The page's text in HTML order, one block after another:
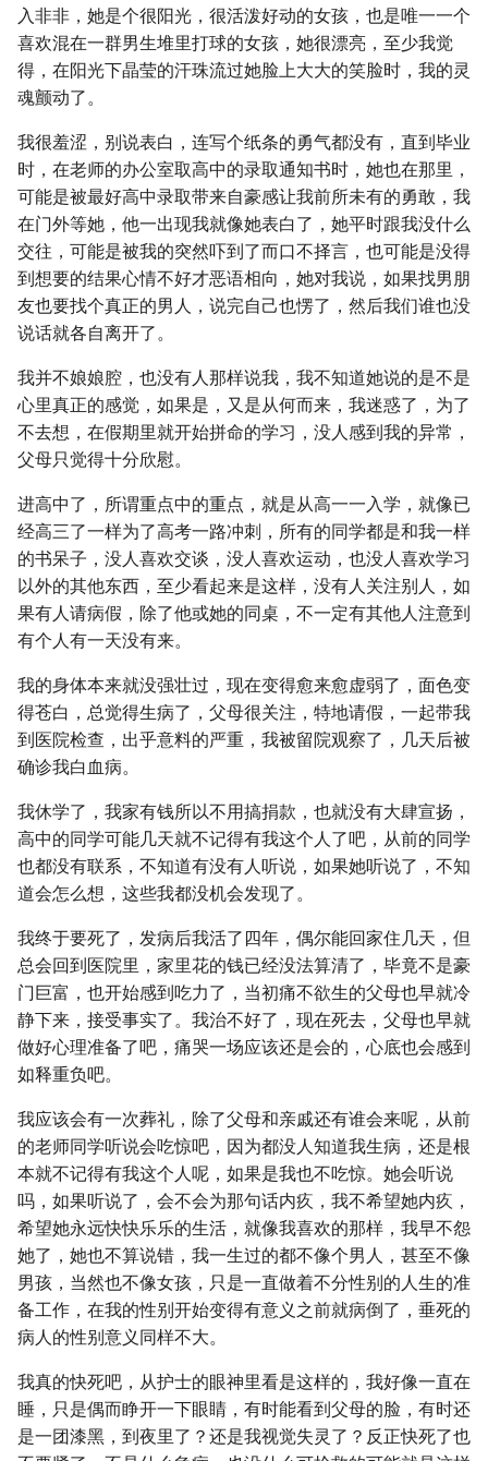
入非非，她是个很阳光，很活泼好动的女孩，也是唯一一个
喜欢混在一群男生堆里打球的女孩，她很漂亮，至少我觉
得，在阳光下晶莹的汗珠流过她脸上大大的笑脸时，我的灵
魂颤动了。
我很羞涩，别说表白，连写个纸条的勇气都没有，直到毕业
时，在老师的办公室取高中的录取通知书时，她也在那里，
可能是被最好高中录取带来自豪感让我前所未有的勇敢，我
在门外等她，他一出现我就像她表白了，她平时跟我没什么
交往，可能是被我的突然吓到了而口不择言，也可能是没得
到想要的结果心情不好才恶语相向，她对我说，如果找男朋
友也要找个真正的男人，说完自己也愣了，然后我们谁也没
说话就各自离开了。
我并不娘娘腔，也没有人那样说我，我不知道她说的是不是
心里真正的感觉，如果是，又是从何而来，我迷惑了，为了
不去想，在假期里就开始拼命的学习，没人感到我的异常，
父母只觉得十分欣慰。
进高中了，所谓重点中的重点，就是从高一一入学，就像已
经高三了一样为了高考一路冲刺，所有的同学都是和我一样
的书呆子，没人喜欢交谈，没人喜欢运动，也没人喜欢学习
以外的其他东西，至少看起来是这样，没有人关注别人，如
果有人请病假，除了他或她的同桌，不一定有其他人注意到
有个人有一天没有来。
我的身体本来就没强壮过，现在变得愈来愈虚弱了，面色变
得苍白，总觉得生病了，父母很关注，特地请假，一起带我
到医院检查，出乎意料的严重，我被留院观察了，几天后被
确诊我白血病。
我休学了，我家有钱所以不用搞捐款，也就没有大肆宣扬，
高中的同学可能几天就不记得有我这个人了吧，从前的同学
也都没有联系，不知道有没有人听说，如果她听说了，不知
道会怎么想，这些我都没机会发现了。
我终于要死了，发病后我活了四年，偶尔能回家住几天，但
总会回到医院里，家里花的钱已经没法算清了，毕竟不是豪
门巨富，也开始感到吃力了，当初痛不欲生的父母也早就冷
静下来，接受事实了。我治不好了，现在死去，父母也早就
做好心理准备了吧，痛哭一场应该还是会的，心底也会感到
如释重负吧。
我应该会有一次葬礼，除了父母和亲戚还有谁会来呢，从前
的老师同学听说会吃惊吧，因为都没人知道我生病，还是根
本就不记得有我这个人呢，如果是我也不吃惊。她会听说
吗，如果听说了，会不会为那句话内疚，我不希望她内疚，
希望她永远快快乐乐的生活，就像我喜欢的那样，我早不怨
她了，她也不算说错，我一生过的都不像个男人，甚至不像
男孩，当然也不像女孩，只是一直做着不分性别的人生的准
备工作，在我的性别开始变得有意义之前就病倒了，垂死的
病人的性别意义同样不大。
我真的快死吧，从护士的眼神里看是这样的，我好像一直在
睡，只是偶而睁开一下眼睛，有时能看到父母的脸，有时还
是一团漆黑，到夜里了？还是我视觉失灵了？反正快死了也